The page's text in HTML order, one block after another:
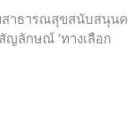
สาธารณสุขสนับสนุน
ลักษณ์ 'ทางเลือก